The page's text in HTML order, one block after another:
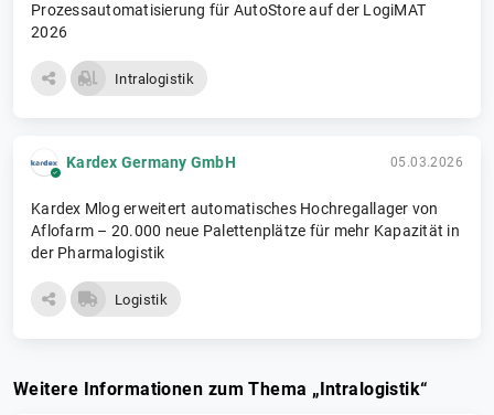
Prozessautomatisierung für AutoStore auf der LogiMAT
2026
Intralogistik
Kardex Germany GmbH 05.03.2026
Kardex Mlog erweitert automatisches Hochregallager von
Aflofarm – 20.000 neue Palettenplätze für mehr Kapazität in
der Pharmalogistik
Logistik
Weitere Informationen zum Thema „Intralogistik“